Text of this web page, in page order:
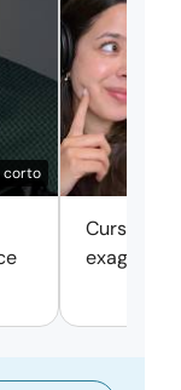
corto
Cursos